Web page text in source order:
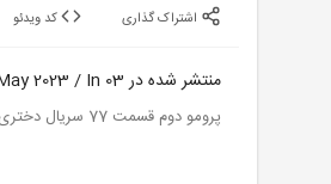
منتشر شده در 03 May 2023 / In
پرومو دوم قسمت 77 سریال دختری در شیشه Camdaki Kiz